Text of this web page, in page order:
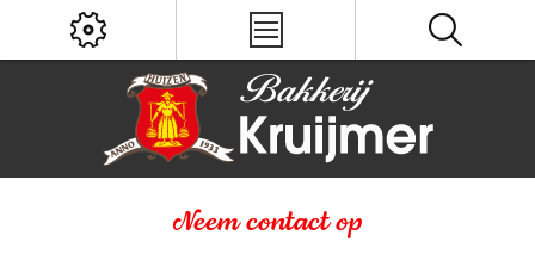
Neem contact op